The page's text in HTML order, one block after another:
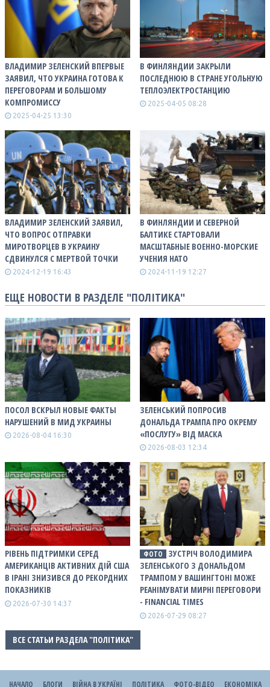
ВЛАДИМИР ЗЕЛЕНСКИЙ ВПЕРВЫЕ
ЗАЯВИЛ, ЧТО УКРАИНА ГОТОВА К
ПЕРЕГОВОРАМ И БОЛЬШОМУ
КОМПРОМИССУ
2025-04-25 13:30
В ФИНЛЯНДИИ ЗАКРЫЛИ
ПОСЛЕДНЮЮ В СТРАНЕ УГОЛЬНУЮ
ТЕПЛОЭЛЕКТРОСТАНЦИЮ
2025-04-05 08:28
ВЛАДИМИР ЗЕЛЕНСКИЙ ЗАЯВИЛ,
ЧТО ВОПРОС ОТПРАВКИ
МИРОТВОРЦЕВ В УКРАИНУ
СДВИНУЛСЯ С МЕРТВОЙ ТОЧКИ
2024-12-19 16:43
В ФИНЛЯНДИИ И СЕВЕРНОЙ
БАЛТИКЕ СТАРТОВАЛИ
МАСШТАБНЫЕ ВОЕННО-МОРСКИЕ
УЧЕНИЯ НАТО
2024-11-19 12:27
ЕЩЕ НОВОСТИ В РАЗДЕЛЕ "ПОЛІТИКА"
ПОСОЛ ВСКРЫЛ НОВЫЕ ФАКТЫ
НАРУШЕНИЙ В МИД УКРАИНЫ
2026-08-04 16:30
ЗЕЛЕНСЬКИЙ ПОПРОСИВ
ДОНАЛЬДА ТРАМПА ПРО ОКРЕМУ
«ПОСЛУГУ» ВІД МАСКА
2026-08-03 12:34
РІВЕНЬ ПІДТРИМКИ СЕРЕД
АМЕРИКАНЦІВ АКТИВНИХ ДІЙ США
В ІРАНІ ЗНИЗИВСЯ ДО РЕКОРДНИХ
ПОКАЗНИКІВ
2026-07-30 14:37
ФОТО
ЗУСТРІЧ ВОЛОДИМИРА
ЗЕЛЕНСЬКОГО З ДОНАЛЬДОМ
ТРАМПОМ У ВАШИНГТОНІ МОЖЕ
РЕАНІМУВАТИ МИРНІ ПЕРЕГОВОРИ
- FINANCIAL TIMES
2026-07-29 08:27
ВСЕ СТАТЬИ РАЗДЕЛА "ПОЛІТИКА"
НАЧАЛО БЛОГИ ВІЙНА В УКРАЇНІ ПОЛІТИКА ФОТО-ВІДЕО ЕКОНОМІКА